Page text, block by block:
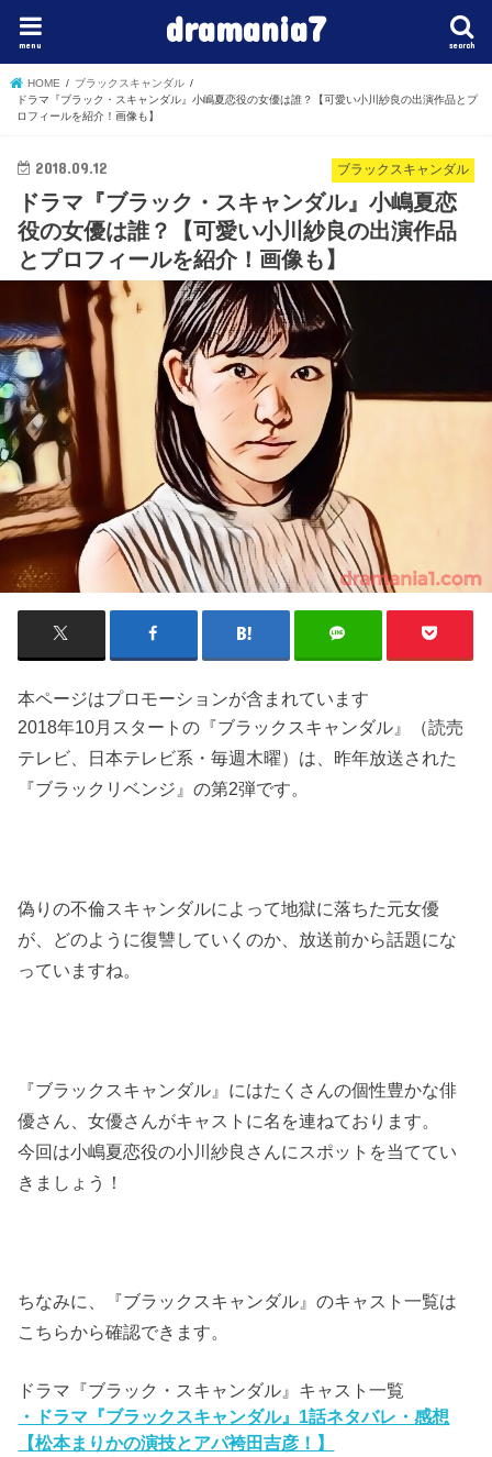
dramania7 search
menu
HOME
ブラックスキャンダル
ドラマ『ブラック・スキャンダル』小嶋夏恋役の女優は誰？【可愛い小川紗良の出演作品とプ
ロフィールを紹介！画像も】
ブラックスキャンダル
2018.09.12
ドラマ『ブラック・スキャンダル』小嶋夏恋
役の女優は誰？【可愛い小川紗良の出演作品
とプロフィールを紹介！画像も】
本ページはプロモーションが含まれています
2018年10月スタートの『ブラックスキャンダル』（読売
テレビ、日本テレビ系・毎週木曜）は、昨年放送された
『ブラックリベンジ』の第2弾です。
偽りの不倫スキャンダルによって地獄に落ちた元女優
が、どのように復讐していくのか、放送前から話題にな
っていますね。
『ブラックスキャンダル』にはたくさんの個性豊かな俳
優さん、女優さんがキャストに名を連ねております。
今回は小嶋夏恋役の小川紗良さんにスポットを当ててい
きましょう！
ちなみに、 『ブラックスキャンダル』のキャスト一覧は
こちらから確認できます。
ドラマ『ブラック・スキャンダル』キャスト一覧
・ドラマ『ブラックスキャンダル』1話ネタバレ・感想
【松本まりかの演技とアパ袴田吉彦！】